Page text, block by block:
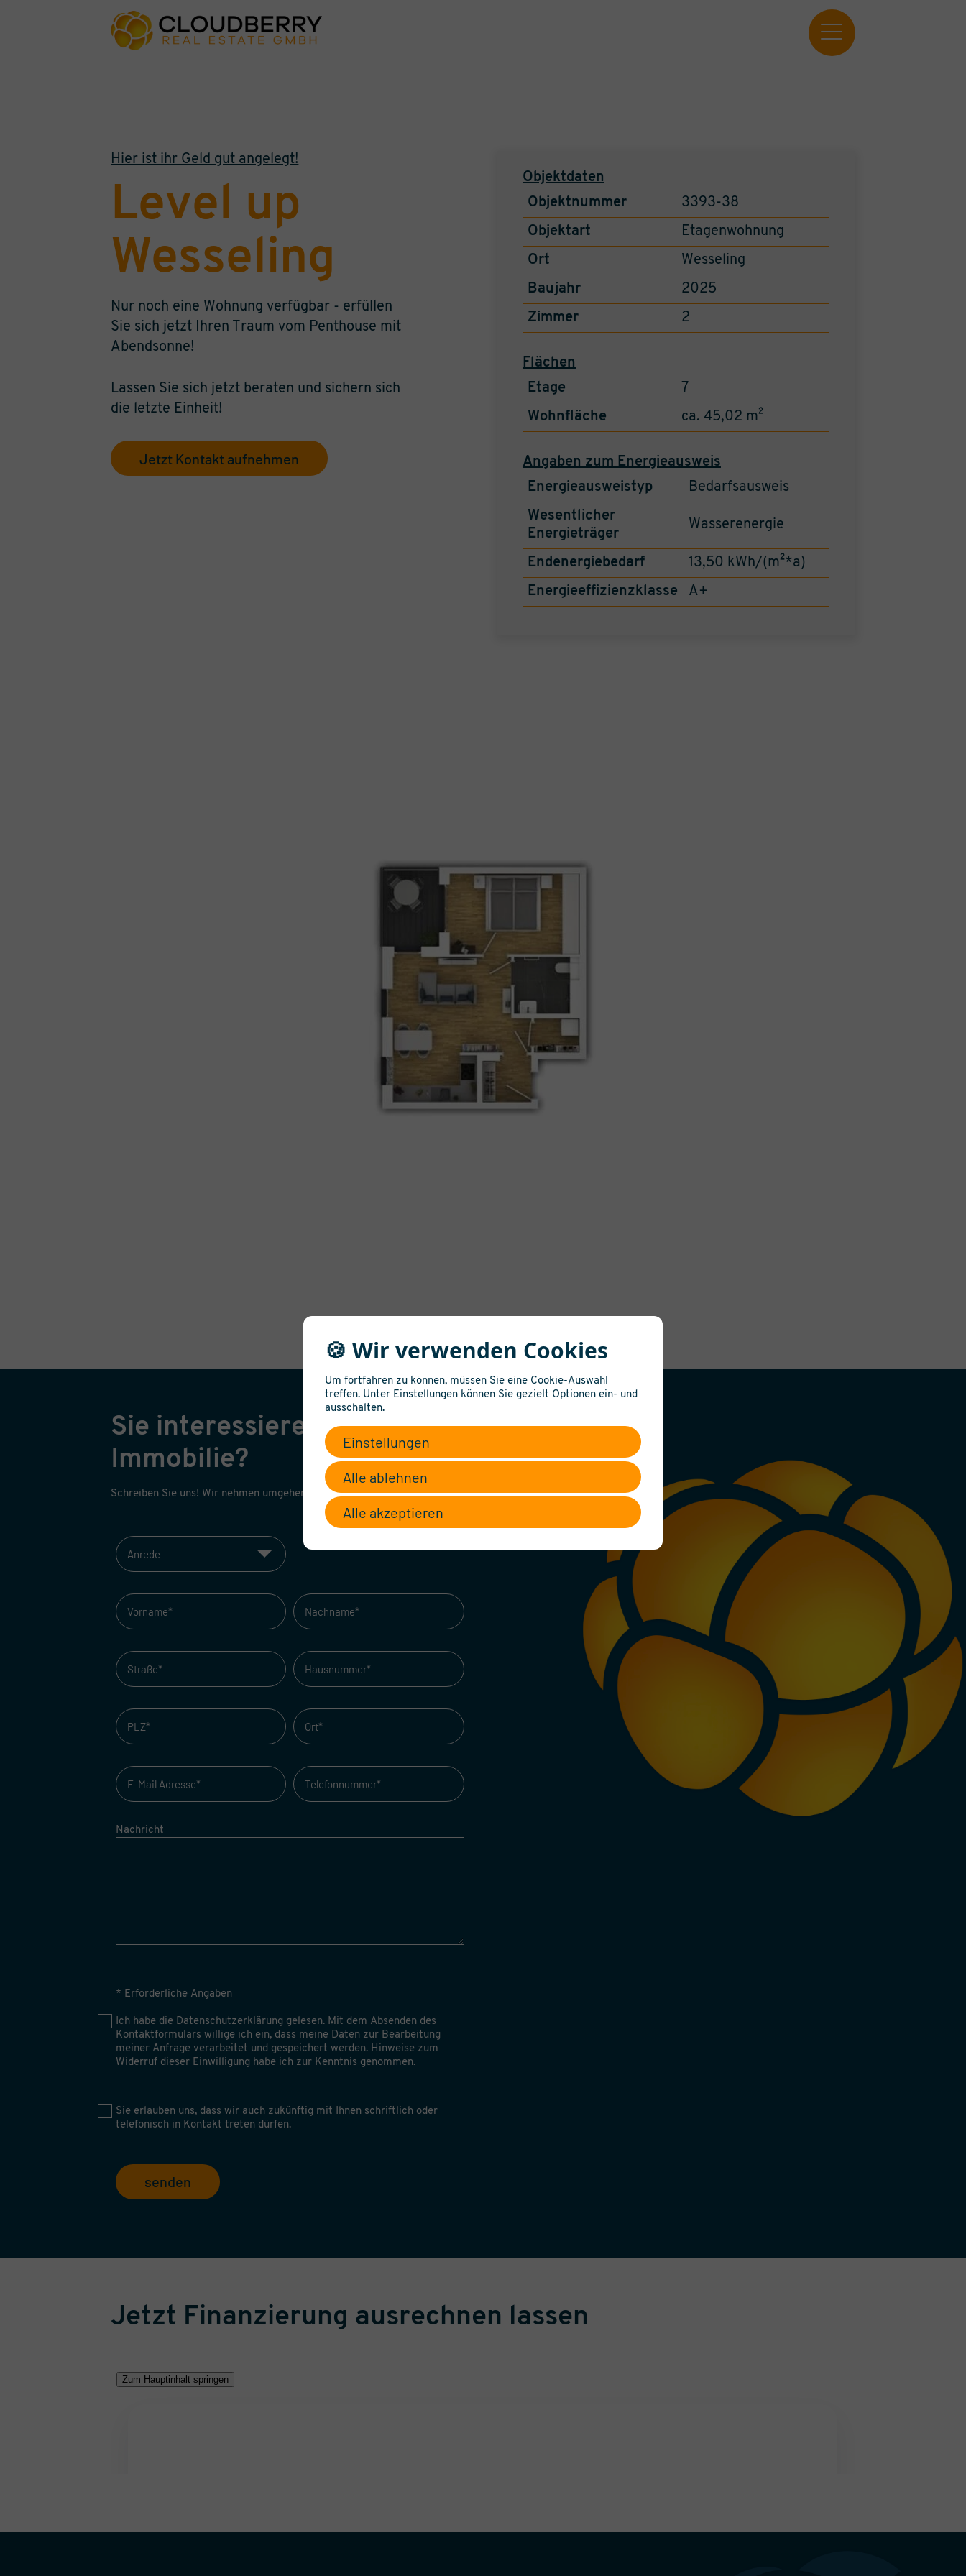
Hier ist ihr Geld gut angelegt!
Level up
Wesseling
Nur noch eine Wohnung verfügbar - erfüllen
Sie sich jetzt Ihren Traum vom Penthouse mit
Abendsonne!
Lassen Sie sich jetzt beraten und sichern sich
die letzte Einheit!
Jetzt Kontakt aufnehmen
Objektdaten
Objektnummer
3393-38
Objektart
Etagenwohnung
Ort
Wesseling
Baujahr
2025
Zimmer
2
Flächen
Etage
7
Wohnfläche
ca. 45,02 m²
Angaben zum Energieausweis
Energieausweistyp
Bedarfsausweis
Wesentlicher
Energieträger
Wasserenergie
Endenergiebedarf
13,50 kWh/(m²*a)
Energieeffizienzklasse
A+
Sie interessieren sich für diese
Immobilie?
Schreiben Sie uns! Wir nehmen umgehend Kontakt mit Ihnen auf und beraten Sie gerne!
Nachricht
* Erforderliche Angaben
Ich habe die Datenschutzerklärung gelesen. Mit dem Absenden des
Kontaktformulars willige ich ein, dass meine Daten zur Bearbeitung
meiner Anfrage verarbeitet und gespeichert werden. Hinweise zum
Widerruf dieser Einwilligung habe ich zur Kenntnis genommen.
Sie erlauben uns, dass wir auch zukünftig mit Ihnen schriftlich oder
telefonisch in Kontakt treten dürfen.
senden
Jetzt Finanzierung ausrechnen lassen
🍪 Wir verwenden Cookies
Um fortfahren zu können, müssen Sie eine Cookie-Auswahl
treffen. Unter Einstellungen können Sie gezielt Optionen ein- und
ausschalten.
Einstellungen
Alle ablehnen
Alle akzeptieren